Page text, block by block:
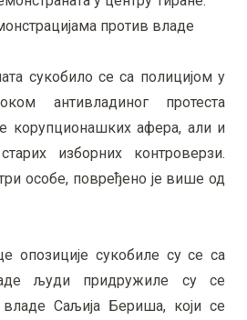
против владе
сукобило се са полицијом у
антивладиног протеста
корупционашких афера, али и
изборних контроверзи.
особе, повређено је више од
опозиције сукобиле су се са
људи придружиле су се
владе Саљија Бериша, који се